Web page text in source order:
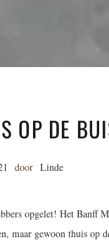
OP DE
door Linde
opgelet! Het Banff
maar gewoon thuis op